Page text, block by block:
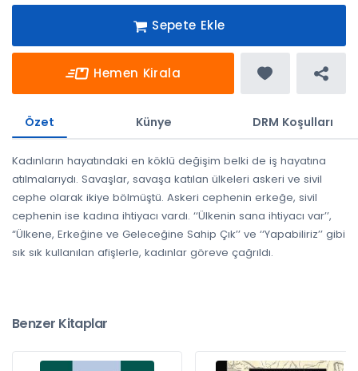
Sepete Ekle
Hemen Kirala
Özet Künye DRM Koşulları
Kadınların hayatındaki en köklü değişim belki de iş hayatına
atılmalarıydı. Savaşlar, savaşa katılan ülkeleri askeri ve sivil
cephe olarak ikiye bölmüştü. Askeri cephenin erkeğe, sivil
cephenin ise kadına ihtiyacı vardı. ‘‘Ülkenin sana ihtiyacı var’’,
“Ülkene, Erkeğine ve Geleceğine Sahip Çık’’ ve ‘‘Yapabiliriz’’ gibi
sık sık kullanılan afişlerle, kadınlar göreve çağrıldı.
Benzer Kitaplar